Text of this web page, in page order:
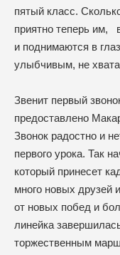
пятый класс.
приятно теперь им,
и поднимаются в
улыбчивым, не
Звенит первый
предоставлено
Звонок радостно и
первого урока. Так
который принесет
много новых друзей
от новых побед и
линейка
торжественным